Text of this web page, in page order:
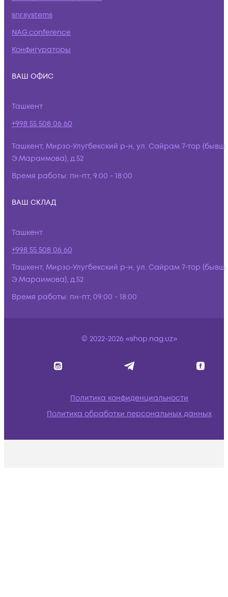
snr.systems
NAG.conference
Конфигураторы
ВАШ ОФИС
Ташкент
+998 55 508 06 60
Ташкент, Мирзо-Улугбекский р-н, ул. Сайрам 7-тор (бывш.
Э.Мараимова), д.52
Время работы: пн-пт, 9:00 - 18:00
ВАШ СКЛАД
Ташкент
+998 55 508 06 60
Ташкент, Мирзо-Улугбекский р-н, ул. Сайрам 7-тор (бывш.
Э.Мараимова), д.52
Время работы: пн-пт, 09:00 - 18:00
© 2022-2026 «shop.nag.uz»
Политика конфиденциальности
Политика обработки персональных данных